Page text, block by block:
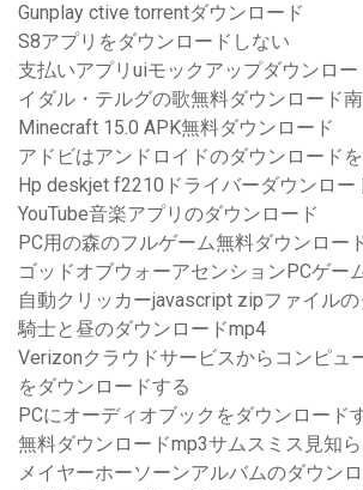
Gunplay ctive torrentダウンロード
S8アプリをダウンロードしない
支払いアプリuiモックアップダウンロー
イダル・テルグの歌無料ダウンロード
Minecraft 15.0 APK無料ダウンロード
アドビはアンドロイドのダウンロード
Hp deskjet f2210ドライバーダウンロー
YouTube音楽アプリのダウンロード
PC用の森のフルゲーム無料ダウンロー
ゴッドオブウォーアセンションPCゲー
自動クリッカーjavascript zipファイル
騎士と昼のダウンロードmp4
Verizonクラウドサービスからコンピュ
をダウンロードする
PCにオーディオブックをダウンロード
無料ダウンロードmp3サムスミス見知
メイヤーホーソーンアルバムのダウン